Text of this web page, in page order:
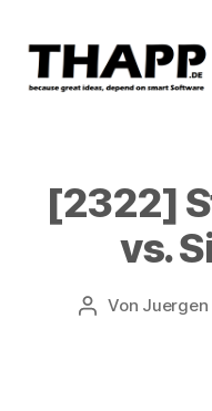
[2322]
vs.
Beitragsautor
Von Juergen